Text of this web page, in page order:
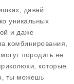
давай
уникальных
и даже
комбинирования
породить не
которые
ты можешь